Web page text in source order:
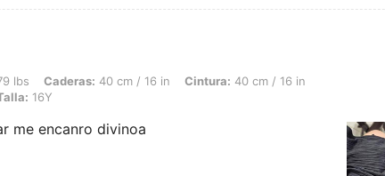
40 cm / 16 in, Cintura: 40 cm / 16 in, Busto: 40 cm / 16 in, Color:
lbs Caderas: 40 cm / 16 in Cintura: 40 cm / 16 in
16Y
me encanro divinoa